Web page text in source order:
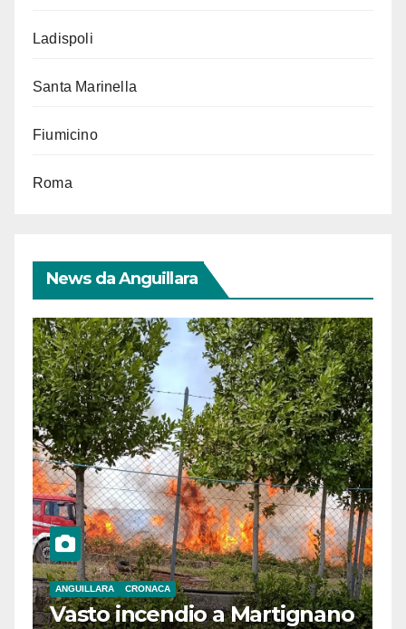
Ladispoli
Santa Marinella
Fiumicino
Roma
News da Anguillara
ANGUILLARA CRONACA
Vasto incendio a Martignano